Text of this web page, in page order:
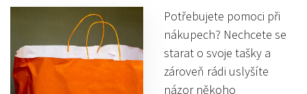
Potřebujete pomoci při
nákupech? Nechcete se
starat o svoje tašky a
zároveň rádi uslyšíte
názor někoho